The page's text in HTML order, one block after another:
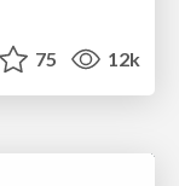
75 12k